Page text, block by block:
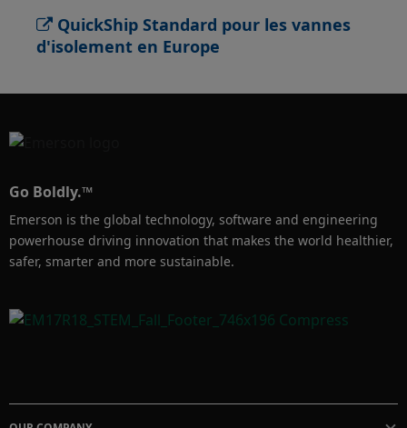
Et si vous pouviez renouveler les pièces de
rechange et constituer un stock plus
supplémentaire. Le programme QuickShip
marché, conçus pour réduire les délais de
livraison, assurant une livraison rapide,
QuickShip Standard pour les vannes
d'isolement en Europe
Go Boldly.™
Emerson is the global technology, software and engineering
powerhouse driving innovation that makes the world healthier,
safer, smarter and more sustainable.